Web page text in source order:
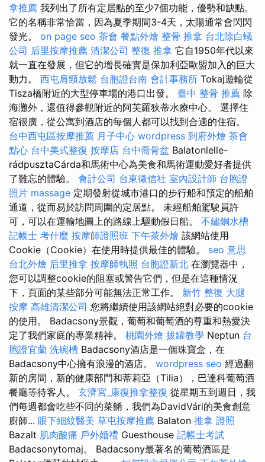
拿推薦 我列出了所有定居點的至少7個功能，優勢和缺點。
它的名稱非常恰當，因為夏季期間3-4天，太陽通常會閃閃
發光。 on page seo 茶會 餐點外燴 整骨 推拿 台北除白蟻
公司 后里按摩推薦 清潔公司 整復 推拿 它自1950年代以來
就一直在發展，但它的增長確實是保加利亞歐盟加入的巨大
動力。 西屯肩頸放鬆 台胞證台南 會計事務所 Tokaj遊輪從
Tisza橋附近的大型停車場的港口出發。 臺中 整骨 推薦 除
海灘外，還值得參觀附近的阿芙羅狄蒂水療中心。 選擇住
宿很廣，從公寓到酒店的每個人都可以找到合適的住宿。
台中西屯區按摩推薦 月子中心 wordpress 到府外燴 茶會
點心 台中美式整復 按摩店 台中喬骨盆 Balatonlelle-
rádpusztaCárda和馬術中心為美食和馬術運動愛好者提供
了難忘的體驗。 會計公司 台東徵信社 室內設計師 台胞證
照片 massage 定期發射從城市港口的步行船和預定的船舶
通道，從而易於訪問周圍的定居點。 未經船舶駕駛員許
可，可以在運輸地圖上的路線上驅動假日船。 不鏽鋼水槽
記帳士 考什麼 按摩師證照班 下午茶外燴 該網站使用
Cookie（Cookie）在使用時提供最佳的體驗。 seo 意思
台北外燴 后里推拿 按摩師執照 台胞證新北 在瀏覽器中，
您可以調整cookie的阻塞或警告它們，但是在這種情況
下，頁面的某些部分可能無法正常工作。 新竹 整復 大腿
按摩 高雄清潔公司 您將繼續使用該網站絕對必要的cookie
的使用。 Badacsony景觀，葡萄和葡萄酒的尊重和熱愛決
定了我們家庭的專業精神。 桃園外燴 拔罐教學 Neptun 台
胞證宜蘭 洗碗槽 Badacsony酒店是一個珠寶盒，在
Badacsony中心擁有浪漫的酒店。 wordpress seo 經過翻
新的房間，新的健康部門和蒂莉亞（Tilia），巴達科葡萄酒
餐廳等待客人。 玄濟宮_康復推拿整復 從星期五到週日，我
們每週都會吃些不同的菜餚，我們為DavidVári的美食創意
廚師... 眼下細紋醫美 草屯按摩推薦 Balaton 推拿 證照
Bazalt 肌肉酸痛 戶外婚禮 Guesthouse 記帳士考試
Badacsonytomaj。 Badacsony最著名的葡萄酒區是